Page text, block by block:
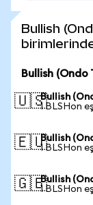
Bullish
Bullish
🇺🇸Bullish
1 BLSHon
🇪🇺Bullish
1 BLSHon
🇬🇧Bullish
1 BLSHon